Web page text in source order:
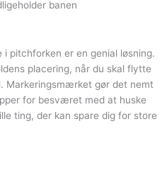
banen
pitchforken er en genial løsning.
placering, når du skal flytte
Markeringsmærket gør det nemt
for besværet med at huske
ting, der kan spare dig for store